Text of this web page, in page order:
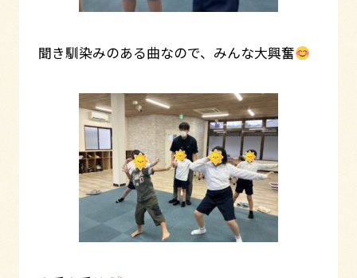
聞き馴染みのある曲なので、みんな大興奮